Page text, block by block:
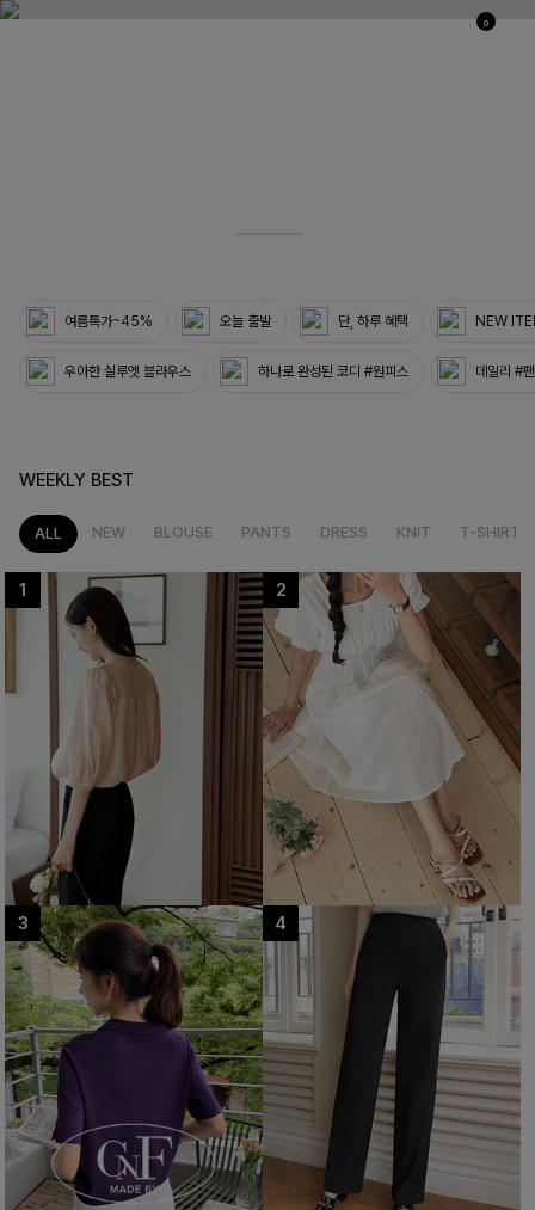
0
여름특가~45% 오늘 출발 단, 하루 혜택 NEW
우아한 실루엣 블라우스 하나로 완성된 코디 #원피스 데일리 #
WEEKLY BEST
ALL NEW BLOUSE PANTS DRESS KNIT T-SHIRT